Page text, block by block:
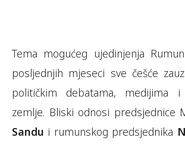
Tema mogućeg ujedinjenja
posljednjih mjeseci sve češće
političkim debatama, medijima
zemlje. Bliski odnosi predsjednice
Sandu i rumunskog predsjednika